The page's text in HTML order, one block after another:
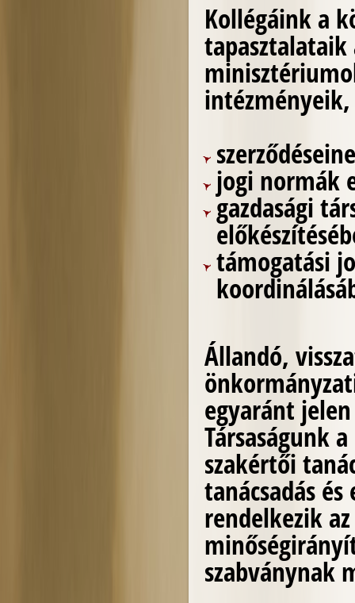
Kollégáink a
intézményeik,
jogi normák
gazdasági
támogatási
Állandó,
egyaránt
Társaságunk
szakértői
tanácsadás
rendelkezik
szabványnak